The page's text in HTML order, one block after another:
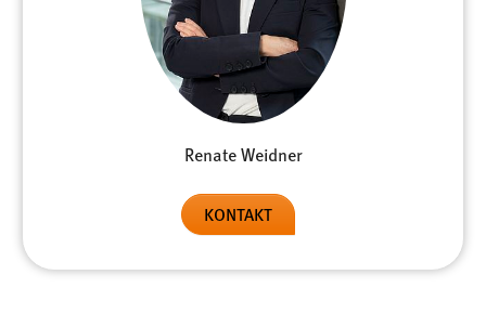
Renate Weidner
KONTAKT